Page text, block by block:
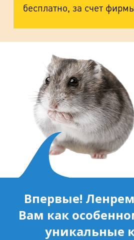
бесплатно, за счет
Впервые!
Вам как
уникальные